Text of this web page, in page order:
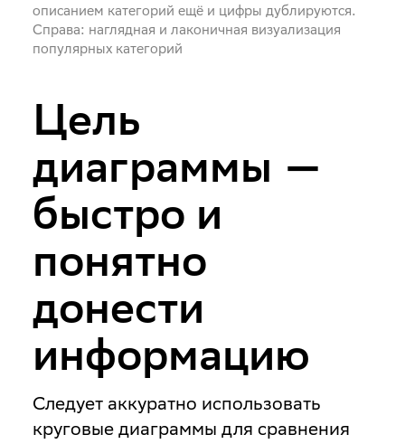
описанием категорий ещё и цифры дублируются.
Справа: наглядная и лаконичная визуализация
популярных категорий
Цель
диаграммы —
быстро и
понятно
донести
информацию
Следует аккуратно использовать
круговые диаграммы для сравнения